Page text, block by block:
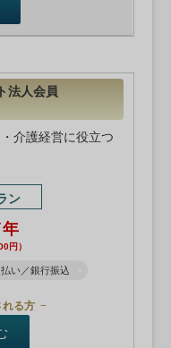
法人会員
介護経営に役立つ
ン
円）
い／銀行振込
れる方